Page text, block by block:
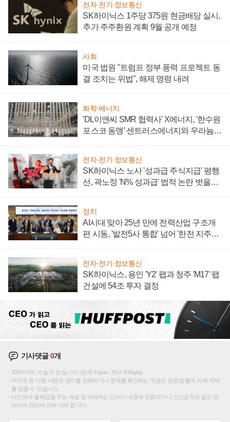
전자·전기·정보통신
SK하이닉스 1주당 375원 현금배당 실시,
추가 주주환원 계획 9월 공개 예정
사회
미국 법원 "트럼프 정부 풍력 프로젝트 동
결 조치는 위법", 해제 명령 내려
화학·에너지
'DL이앤씨 SMR 협력사' X에너지, '한수원
포스코 동맹' 센트러스에너지와 우라늄
전자·전기·정보통신
SK하이닉스 노사 '성과급 주식지급' 평행
선, 곽노정 'N% 성과급' 법적 논란 벗을지
정치
AI시대 맞아 25년 만에 전력산업 구조개
편 시동, '발전5사 통합' 넘어 '한전 지주사'
전자·전기·정보통신
SK하이닉스, 용인 'Y2' 팹과 청주 'M17' 팹
건설에 54조 투자 결정
기사댓글0개
200자까지 쓰실 수 있습니다. (현재 0 byte / 최대 400byte)
저작권 등 다른 사람의 권리를 침해하거나 명예를 훼손하는 댓글은 관련 법률에 의해 제재
를 받을 수 있습니다.
타인에게 불쾌감을 주는 욕설 등 비하하는 단어가 내용에 포함되거나 인신공격성 글은 관
리자의 판단에 의해 삭제 합니다.